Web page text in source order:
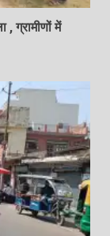
, ग्रामीणों में